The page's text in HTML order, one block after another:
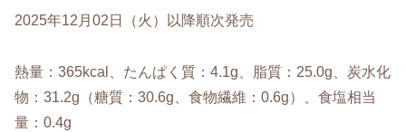
2025年12月02日（火）以降順次発売
熱量：365kcal、たんぱく質：4.1g、脂質：25.0g、炭水化
物：31.2g（糖質：30.6g、食物繊維：0.6g）、食塩相当
量：0.4g